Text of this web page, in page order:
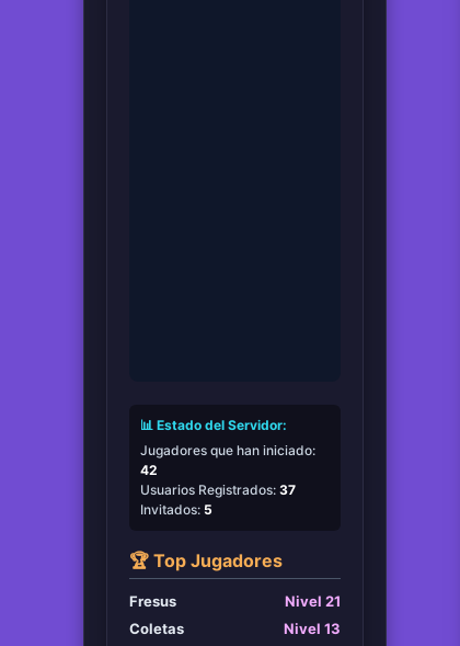
📊 Estado del Servidor:
Jugadores que han iniciado:
42
Usuarios Registrados: 37
Invitados: 5
🏆 Top Jugadores
Fresus
Nivel 21
Coletas
Nivel 13